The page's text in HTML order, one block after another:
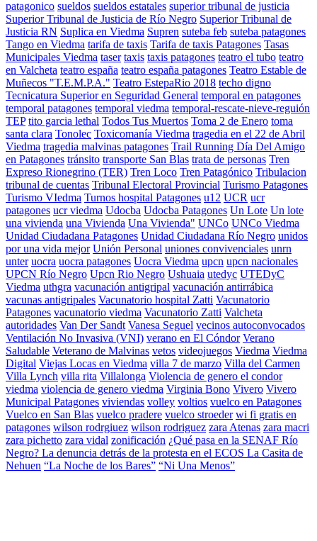
patagonico sueldos sueldos estatales superior tribunal de justicia
Superior Tribunal de Justicia de Río Negro Superior Tribunal de
Justicia RN Suplica en Viedma Supren suteba feb suteba patagones
Tango en Viedma tarifa de taxis Tarifa de taxis Patagones Tasas
Municipales Viedma taser taxis taxis patagones teatro el tubo teatro
en Valcheta teatro españa teatro españa patagones Teatro Estable de
Muñecos "T.E.M.P.A." Teatro EstepaRio 2018 techo digno
Tecnicatura Superior en Seguridad General temporal en patagones
temporal patagones temporal viedma temporal-rescate-nieve-reguión
TEP tito garcia lethal Todos Tus Muertos Toma 2 de Enero toma
santa clara Tonolec Toxicomanía Viedma tragedia en el 22 de Abril
Viedma tragedia malvinas patagones Trail Running Día Del Amigo
en Patagones tránsito transporte San Blas trata de personas Tren
Expreso Rionegrino (TER) Tren Loco Tren Patagónico Tribulacion
tribunal de cuentas Tribunal Electoral Provincial Turismo Patagones
Turismo VIedma Turnos hospital Patagones u12 UCR ucr
patagones ucr viedma Udocba Udocba Patagones Un Lote Un lote
una vivienda una Vivienda Una Vivienda" UNCo UNCo Viedma
Unidad Ciudadana Patagones Unidad Ciudadana Río Negro unidos
por una vida mejor Unión Personal uniones convivenciales unrn
unter uocra uocra patagones Uocra Viedma upcn upcn nacionales
UPCN Río Negro Upcn Rio Negro Ushuaia utedyc UTEDyC
Viedma uthgra vacunación antigripal vacunación antirrábica
vacunas antigripales Vacunatorio hospital Zatti Vacunatorio
Patagones vacunatorio viedma Vacunatorio Zatti Valcheta
autoridades Van Der Sandt Vanesa Seguel vecinos autoconvocados
Ventilación No Invasiva (VNI) verano en El Cóndor Verano
Saludable Veterano de Malvinas vetos videojuegos Viedma Viedma
Digital Viejas Locas en Viedma villa 7 de marzo Villa del Carmen
Villa Lynch villa rita Villalonga Violencia de genero el condor
viedma violencia de genero viedma Virginia Bono Vivero Vivero
Municipal Patagones viviendas volley voltios vuelco en Patagones
Vuelco en San Blas vuelco pradere vuelco stroeder wi fi gratis en
patagones wilson rodrgiuez wilson rodriguez zara Atenas zara macri
zara pichetto zara vidal zonificación ¿Qué pasa en la SENAF Río
Negro? La denuncia detrás de la protesta en el ECOS La Casita de
Nehuen “La Noche de los Bares” “Ni Una Menos”